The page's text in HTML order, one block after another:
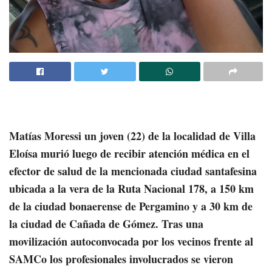
Matías Moressi un joven (22) de la localidad de Villa
Eloísa murió luego de recibir atención médica en el
efector de salud de la mencionada ciudad santafesina
ubicada a la vera de la Ruta Nacional 178, a 150 km
de la ciudad bonaerense de Pergamino y a 30 km de
la ciudad de Cañada de Gómez. Tras una
movilización autoconvocada por los vecinos frente al
SAMCo los profesionales involucrados se vieron